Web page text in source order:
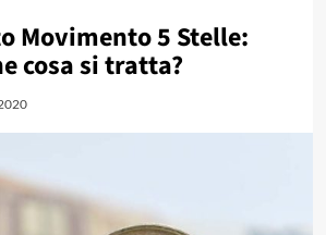
Movimento 5 Stelle:
cosa si tratta?